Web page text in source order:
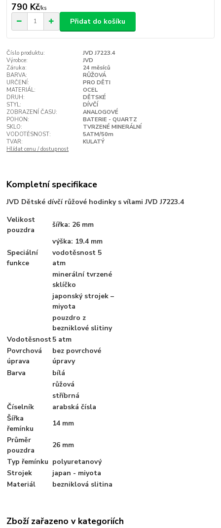
790 Kč/ks
Přidat do košíku
Číslo produktu:
JVD J7223.4
Výrobce:
JVD
Záruka:
24 měsíců
BARVA:
RŮŽOVÁ
URČENÍ:
PRO DĚTI
MATERIÁL:
OCEL
DRUH:
DĚTSKÉ
STYL:
DÍVČÍ
ZOBRAZENÍ ČASU:
ANALOGOVÉ
POHON:
BATERIE - QUARTZ
SKLO:
TVRZENÉ MINERÁLNÍ
VODOTĚSNOST:
5ATM/50m
TVAR:
KULATÝ
Hlídat cenu / dostupnost
Kompletní specifikace
JVD Dětské dívčí růžové hodinky s vílami JVD J7223.4
Velikost
pouzdra
šířka: 26 mm
výška: 19.4 mm
Speciální
funkce
vodotěsnost 5
atm
minerální tvrzené
sklíčko
japonský strojek –
miyota
pouzdro z
bezniklové slitiny
Vodotěsnost5 atm
Povrchová
úprava
bez povrchové
úpravy
Barva
bílá
růžová
stříbrná
Číselník
arabská čísla
Šířka
řemínku
14 mm
Průměr
pouzdra
26 mm
Typ řemínku polyuretanový
Strojek
japan - miyota
Materiál
bezniklová slitina
Zboží zařazeno v kategoriích